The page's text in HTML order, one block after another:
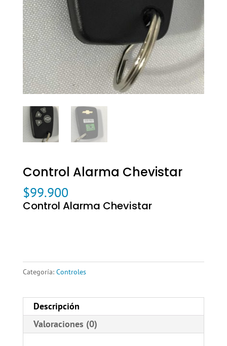
Control Alarma Chevistar
$99.900
Control Alarma Chevistar
Categoría: Controles
Descripción
Valoraciones (0)